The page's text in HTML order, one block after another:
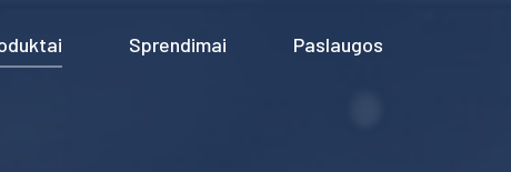
Sprendimai Paslaugos